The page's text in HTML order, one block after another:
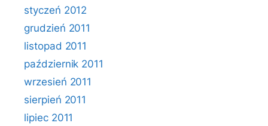
styczeń 2012
grudzień 2011
listopad 2011
październik 2011
wrzesień 2011
sierpień 2011
lipiec 2011